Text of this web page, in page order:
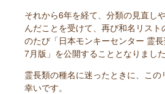
それから6年を経て、分類の見直し
んだことを受けて、再び和名リスト
のたび「日本モンキーセンター 霊
7月版」を公開することとなりました
霊長類の種名に迷ったときに、こ
幸いです。